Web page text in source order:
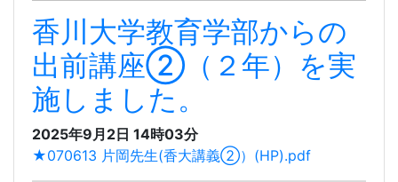
香川大学教育学部からの
出前講座②（２年）を実